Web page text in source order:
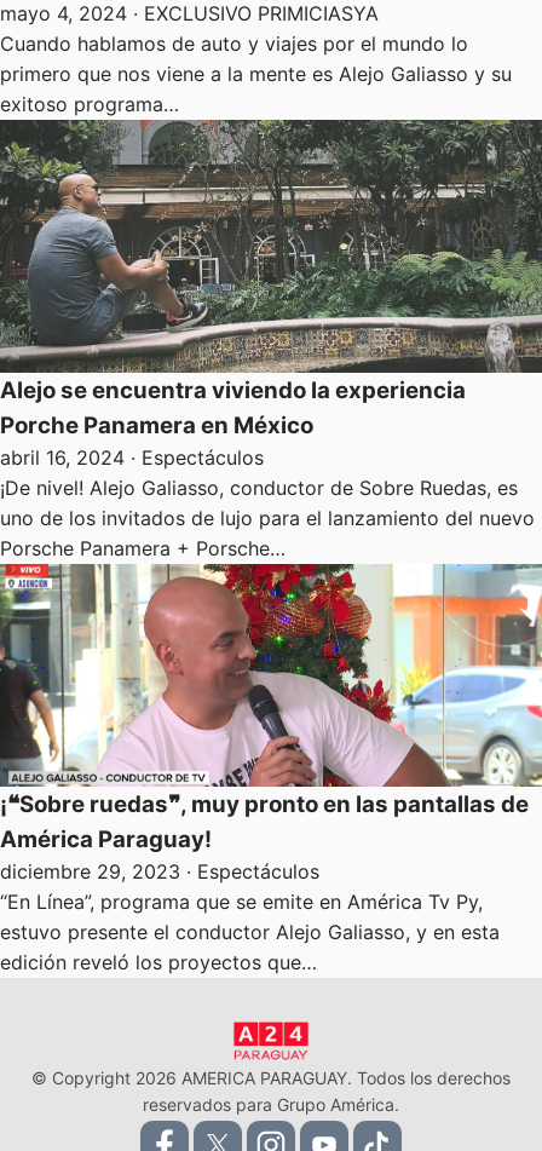
mayo 4, 2024 · EXCLUSIVO PRIMICIASYA
Cuando hablamos de auto y viajes por el mundo lo
primero que nos viene a la mente es Alejo Galiasso y su
exitoso programa…
Alejo se encuentra viviendo la experiencia
Porche Panamera en México
abril 16, 2024 · Espectáculos
¡De nivel! Alejo Galiasso, conductor de Sobre Ruedas, es
uno de los invitados de lujo para el lanzamiento del nuevo
Porsche Panamera + Porsche…
¡❝Sobre ruedas❞, muy pronto en las pantallas de
América Paraguay!
diciembre 29, 2023 · Espectáculos
“En Línea”, programa que se emite en América Tv Py,
estuvo presente el conductor Alejo Galiasso, y en esta
edición reveló los proyectos que…
© Copyright 2026 AMERICA PARAGUAY. Todos los derechos
reservados para Grupo América.